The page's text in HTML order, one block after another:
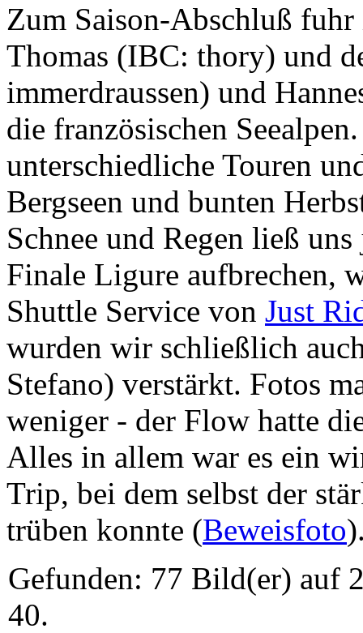
Zum Saison-Abschluß
Thomas (IBC: thory) und
immerdraussen) und
die französischen
unterschiedliche Touren
Bergseen und bunten
Schnee und Regen ließ
Finale Ligure aufbrechen,
Shuttle Service von Just
wurden wir schließlich
Stefano) verstärkt. Fotos
weniger - der Flow hatte
Alles in allem war es ein
Trip, bei dem selbst der
trüben konnte (Beweisfoto
Gefunden: 77 Bild(er) auf
40.